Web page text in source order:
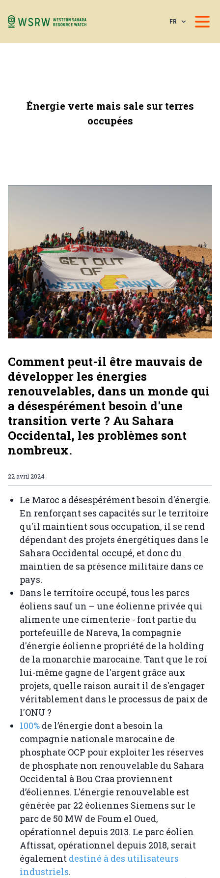
FR
Énergie verte mais sale sur terres
occupées
Comment peut-il être mauvais de
développer les énergies
renouvelables, dans un monde qui
a désespérément besoin d'une
transition verte ? Au Sahara
Occidental, les problèmes sont
nombreux.
22 avril 2024
Le Maroc a désespérément besoin d'énergie.
En renforçant ses capacités sur le territoire
qu'il maintient sous occupation, il se rend
dépendant des projets énergétiques dans le
Sahara Occidental occupé, et donc du
maintien de sa présence militaire dans ce
pays.
Dans le territoire occupé, tous les parcs
éoliens sauf un – une éolienne privée qui
alimente une cimenterie - font partie du
portefeuille de Nareva, la compagnie
d'énergie éolienne propriété de la holding
de la monarchie marocaine. Tant que le roi
lui-même gagne de l'argent grâce aux
projets, quelle raison aurait il de s'engager
véritablement dans le processus de paix de
l'ONU ?
100% de l’énergie dont a besoin la
compagnie nationale marocaine de
phosphate OCP pour exploiter les réserves
de phosphate non renouvelable du Sahara
Occidental à Bou Craa proviennent
d’éoliennes. L'énergie renouvelable est
générée par 22 éoliennes Siemens sur le
parc de 50 MW de Foum el Oued,
opérationnel depuis 2013. Le parc éolien
Aftissat, opérationnel depuis 2018, serait
également destiné à des utilisateurs
industriels.